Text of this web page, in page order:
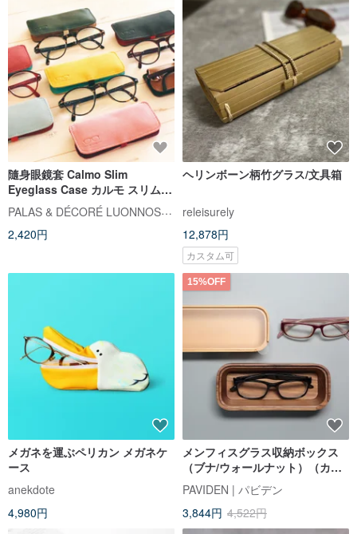
隨身眼鏡套 Calmo Slim
Eyeglass Case カルモ スリム
メガネケース
PALAS & DÉCORÉ LUONNOS パラデック
2,420円
ヘリンボーン柄竹グラス/文具箱
releisurely
12,878円
カスタム可
メガネを運ぶペリカン メガネケ
ース
anekdote
4,980円
15%OFF
メンフィスグラス収納ボックス
（ブナ/ウォールナット）（カス
タマイズレタリング購入可能）
PAVIDEN | パビデン
3,844円 4,522円